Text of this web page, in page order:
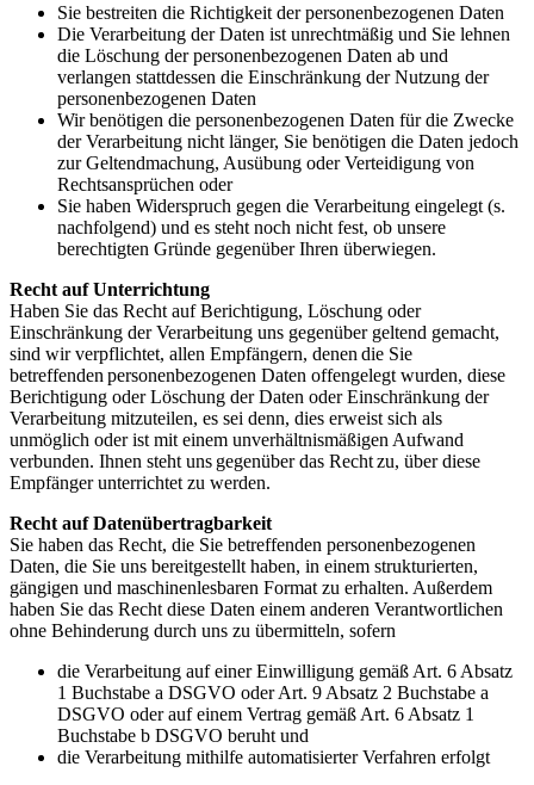
Sie bestreiten die Richtigkeit der personenbezogenen Daten
Die Verarbeitung der Daten ist unrechtmäßig und Sie lehnen
die Löschung der personenbezogenen Daten ab und
verlangen stattdessen die Einschränkung der Nutzung der
personenbezogenen Daten
Wir benötigen die personenbezogenen Daten für die Zwecke
der Verarbeitung nicht länger, Sie benötigen die Daten jedoch
zur Geltendmachung, Ausübung oder Verteidigung von
Rechtsansprüchen oder
Sie haben Widerspruch gegen die Verarbeitung eingelegt (s.
nachfolgend) und es steht noch nicht fest, ob unsere
berechtigten Gründe gegenüber Ihren überwiegen.
Recht auf Unterrichtung
Haben Sie das Recht auf Berichtigung, Löschung oder
Einschränkung der Verarbeitung uns gegenüber geltend gemacht,
sind wir verpflichtet, allen Empfängern, denen die Sie
betreffenden personenbezogenen Daten offengelegt wurden, diese
Berichtigung oder Löschung der Daten oder Einschränkung der
Verarbeitung mitzuteilen, es sei denn, dies erweist sich als
unmöglich oder ist mit einem unverhältnismäßigen Aufwand
verbunden. Ihnen steht uns gegenüber das Rechtzu, über diese
Empfänger unterrichtet zu werden.
Recht auf Datenübertragbarkeit
Sie haben das Recht, die Sie betreffenden personenbezogenen
Daten, die Sie uns bereitgestellt haben, in einem strukturierten,
gängigen und maschinenlesbaren Format zu erhalten. Außerdem
haben Sie das Recht diese Daten einem anderen Verantwortlichen
ohne Behinderung durch uns zu übermitteln, sofern
die Verarbeitung auf einer Einwilligung gemäß Art. 6 Absatz
1 Buchstabe a DSGVO oder Art. 9 Absatz 2 Buchstabe a
DSGVO oder auf einem Vertrag gemäß Art. 6 Absatz 1
Buchstabe b DSGVO beruht und
die Verarbeitung mithilfe automatisierter Verfahren erfolgt